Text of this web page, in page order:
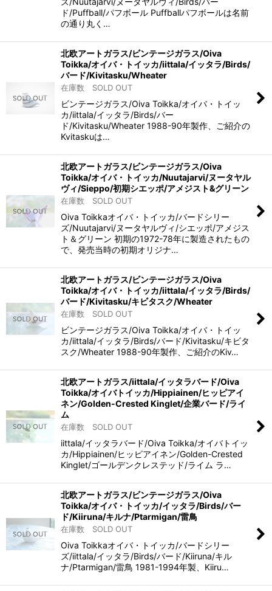
ド/Puffball/パフボール Puffballパフボールは名前
の通り丸く…
北欧アートガラス/ビンテージガラス/Oiva
Toikka/オイバ・トイッカ/iittala/イッタラ/Birds/
バード/Kivitasku/Wheater
在庫数 SOLD OUT
ビンテージガラス/Oiva Toikka/オイバ・トイッ
カ/iittala/イッタラ/Birds/バー
ド/Kivitasku/Wheater 1988-90年製作、ご紹介の
Kvitaskuは…
北欧アートガラス/ビンテージガラス/Oiva
Toikka/オイバ・トイッカ/Nuutajarvi/ヌータヤル
ヴィ/Sieppo/初期シエッポ/アメジスト&グリーン
在庫数 SOLD OUT
Oiva Toikkaオイバ・トイッカ/バードシリー
ズ/Nuutajarvi/ヌータヤルヴィ/シエッポ/アメジス
ト＆グリーン 初期の1972-78年に製造されたもの
で、発売当時の初期オリジナ…
北欧アートガラス/ビンテージガラス/Oiva
Toikka/オイバ・トイッカ/iittala/イッタラ/Birds/
バード/Kivitasku/キビタスク/Wheater
在庫数 SOLD OUT
ビンテージガラス/Oiva Toikka/オイバ・トイッ
カ/iittala/イッタラ/Birds/バード/Kivitasku/キビタ
スク/Wheater 1988-90年製作、ご紹介のKiv…
北欧アートガラス/iittala/イッタラバード/Oiva
Toikka/オイバトイッカ/Hippiainen/ヒッピアイ
ネン/Golden-Crested Kinglet/企業バード/ライ
ム
在庫数 SOLD OUT
iittala/イッタラバード/Oiva Toikka/オイバトイッ
カ/Hippiainen/ヒッピアイネン/Golden-Crested
Kinglet/ゴールデンクレステッド/ライム ラ…
北欧アートガラス/ビンテージガラス/Oiva
Toikka/オイバ・トイッカ/イッタラ/Birds/バー
ド/Kiiruna/キルナ/Ptarmigan/雷鳥
在庫数 SOLD OUT
Oiva Toikkaオイバ・トイッカ/バードシリー
ズ/iittala/イッタラ/Birds/バード/Kiiruna/キル
ナ/Ptarmigan/雷鳥 1981-1994年製、Kiiru…